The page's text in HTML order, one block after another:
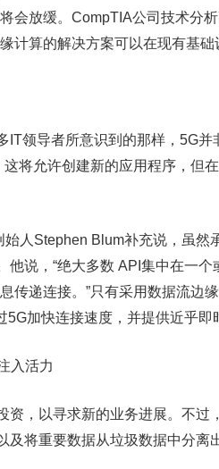
会放缓。CompTIA公司技术分
计算的解决方案可以在现有基础
IT领导者所意识到的那样，5G
将允许创建新的应用程序，但
人Stephen Blum补充说，虽然
他说，“绝大多数 API集中在一
传递连接。”只有采用数据流边
加快连接速度，并提供近乎即
入活力
资，以寻求新的业务进展。不过
及将重要数据从垃圾数据中分离